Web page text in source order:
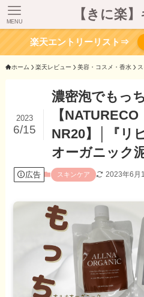
【きに楽
MENU
楽天エントリーリスト⇒
ホーム 楽天レビュー 美容・コスメ・香水
濃密泡でもっ
【
NR20】│『リ
オーガニック
2023
6/15
広告 スキンケア 2023年6月